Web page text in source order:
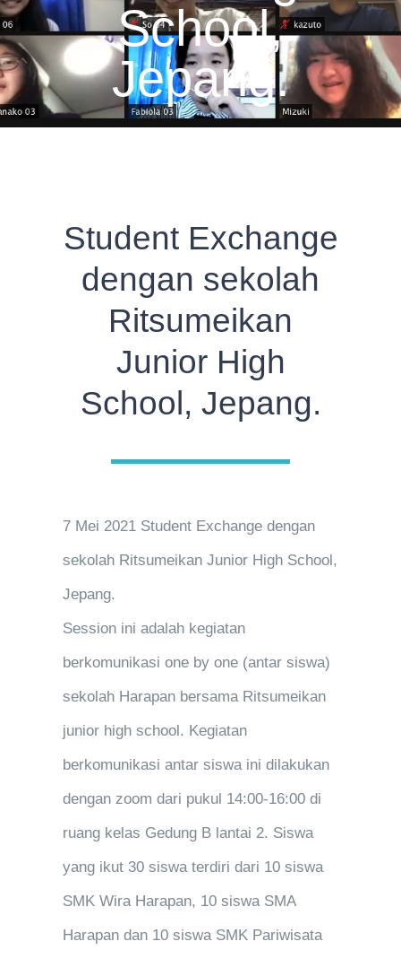
School,
Jepang.
Student Exchange
dengan sekolah
Ritsumeikan
Junior High
School, Jepang.
7 Mei 2021 Student Exchange dengan
sekolah Ritsumeikan Junior High School,
Jepang.
Session ini adalah kegiatan
berkomunikasi one by one (antar siswa)
sekolah Harapan bersama Ritsumeikan
junior high school. Kegiatan
berkomunikasi antar siswa ini dilakukan
dengan zoom dari pukul 14:00-16:00 di
ruang kelas Gedung B lantai 2. Siswa
yang ikut 30 siswa terdiri dari 10 siswa
SMK Wira Harapan, 10 siswa SMA
Harapan dan 10 siswa SMK Pariwisata